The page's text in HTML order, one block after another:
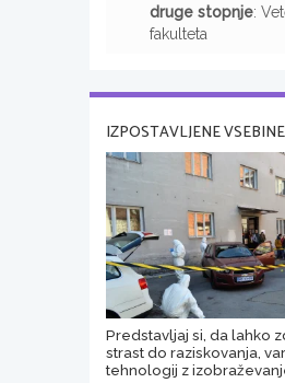
druge stopnje:
fakulteta
IZPOSTAVLJENE VSEBINE
Predstavljaj si, da lahko
strast do raziskovanja,
tehnologij z